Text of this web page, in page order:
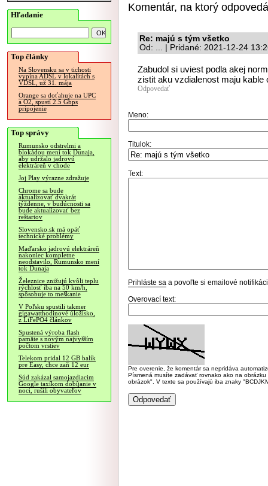
Hľadanie
Top články
Na Slovensku sa v tichosti
vypína ADSL v lokalitách s
VDSL, už 31. mája
Orange sa doťahuje na UPC
a O2, spustí 2.5 Gbps
pripojenie
Top správy
Rumunsko odstrelmi a
blokádou mení tok Dunaja,
aby udržalo jadrovú
elektráreň v chode
Joj Play výrazne zdražuje
Chrome sa bude
aktualizovať dvakrát
týždenne, v budúcnosti sa
bude aktualizovať bez
reštartov
Slovensko.sk má opäť
technické problémy
Maďarsko jadrovú elektráreň
nakoniec kompletne
neodstavilo, Rumunsko mení
tok Dunaja
Železnice znižujú kvôli teplu
rýchlosť iba na 50 km/h,
spôsobuje to meškanie
V Poľsku spustili takmer
gigawatthodinové úložisko,
z LiFePO4 článkov
Spustená výroba flash
pamäte s novým najvyšším
počtom vrstiev
Telekom pridal 12 GB balík
pre Easy, chce zaň 12 eur
Súd zakázal samojazdiacim
Google taxíkom dobíjanie v
noci, rušili obyvateľov
Komentár, na ktorý
Re: majú s tým všetko
Od: ... | Pridané: 2021-12-24
Zabudol si uviest podla akej
zistit aku vzdialenost maju kable
Odpovedať
Meno:
Titulok:
Text:
Prihláste sa a povoľte si emailové
Overovací text:
Pre overenie, že komentár sa nepridáva
Písmená musíte zadávať rovnako ako na
obrázok". V texte sa používajú iba znaky